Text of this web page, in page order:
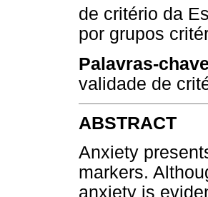
de critério da
por grupos
Palavras-
validade de
ABSTRACT
Anxiety
markers.
anxiety is